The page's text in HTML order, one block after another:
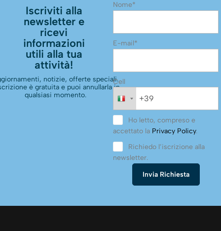
Iscriviti alla
newsletter e
ricevi
informazioni
utili alla tua
attività!
notizie, offerte speciali.
è gratuita e puoi annullarla in
qualsiasi momento.
Nome*
E-mail*
Cell
Ho letto, compreso e
accettato la Privacy Policy.
Richiedo l’iscrizione alla
newsletter.